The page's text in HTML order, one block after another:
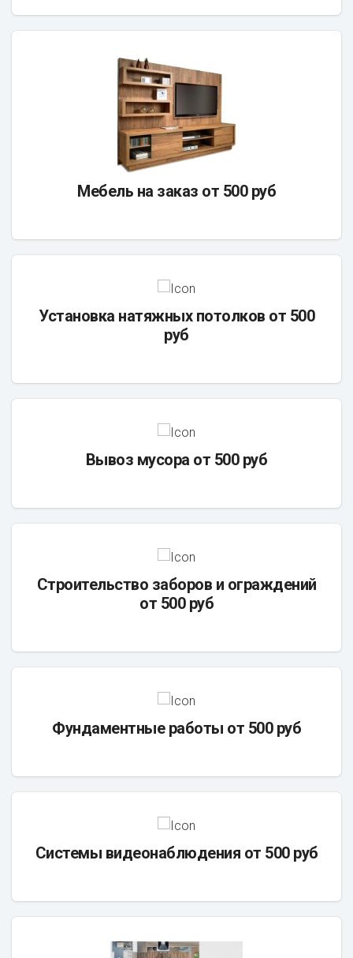
Мебель на заказ от 500 руб
Установка натяжных потолков от 500
руб
Вывоз мусора от 500 руб
Строительство заборов и ограждений
от 500 руб
Фундаментные работы от 500 руб
Системы видеонаблюдения от 500 руб